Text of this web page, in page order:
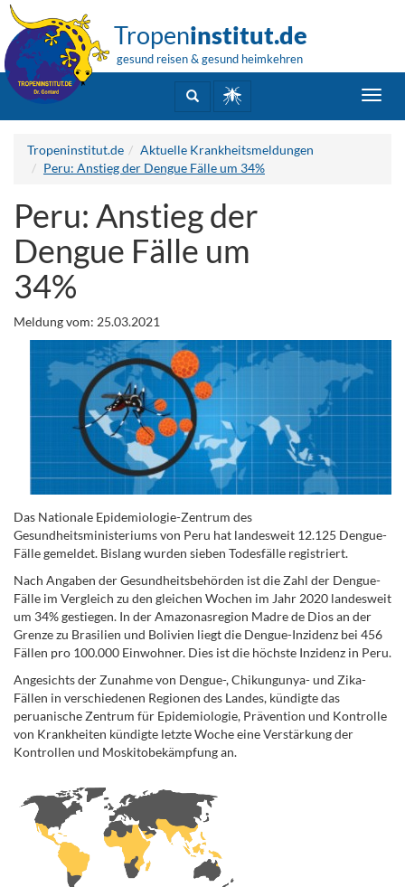
Tropeninstitut.de
gesund reisen & gesund heimkehren
Tropeninstitut.de
Aktuelle Krankheitsmeldungen
Peru: Anstieg der Dengue Fälle um 34%
Peru: Anstieg der
Dengue Fälle um
34%
Meldung vom: 25.03.2021
Das Nationale Epidemiologie-Zentrum des
Gesundheitsministeriums von Peru hat landesweit 12.125 Dengue-
Fälle gemeldet. Bislang wurden sieben Todesfälle registriert.
Nach Angaben der Gesundheitsbehörden ist die Zahl der Dengue-
Fälle im Vergleich zu den gleichen Wochen im Jahr 2020 landesweit
um 34% gestiegen. In der Amazonasregion Madre de Dios an der
Grenze zu Brasilien und Bolivien liegt die Dengue-Inzidenz bei 456
Fällen pro 100.000 Einwohner. Dies ist die höchste Inzidenz in Peru.
Angesichts der Zunahme von Dengue-, Chikungunya- und Zika-
Fällen in verschiedenen Regionen des Landes, kündigte das
peruanische Zentrum für Epidemiologie, Prävention und Kontrolle
von Krankheiten kündigte letzte Woche eine Verstärkung der
Kontrollen und Moskitobekämpfung an.